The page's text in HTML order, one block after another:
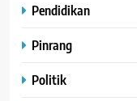
Pendidikan
Pinrang
Politik